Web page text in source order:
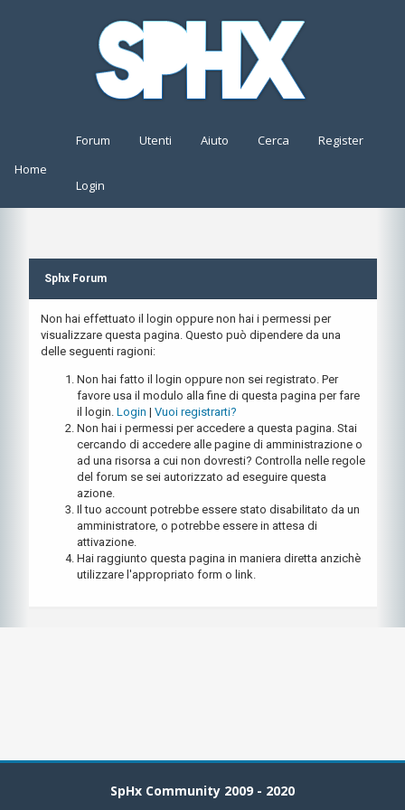
Home
Forum Utenti Aiuto Cerca Register
Login
Sphx Forum
Non hai effettuato il login oppure non hai i permessi per
visualizzare questa pagina. Questo può dipendere da una
delle seguenti ragioni:
Non hai fatto il login oppure non sei registrato. Per
favore usa il modulo alla fine di questa pagina per fare
il login. Login | Vuoi registrarti?
Non hai i permessi per accedere a questa pagina. Stai
cercando di accedere alle pagine di amministrazione o
ad una risorsa a cui non dovresti? Controlla nelle regole
del forum se sei autorizzato ad eseguire questa
azione.
Il tuo account potrebbe essere stato disabilitato da un
amministratore, o potrebbe essere in attesa di
attivazione.
Hai raggiunto questa pagina in maniera diretta anzichè
utilizzare l'appropriato form o link.
SpHx Community 2009 - 2020